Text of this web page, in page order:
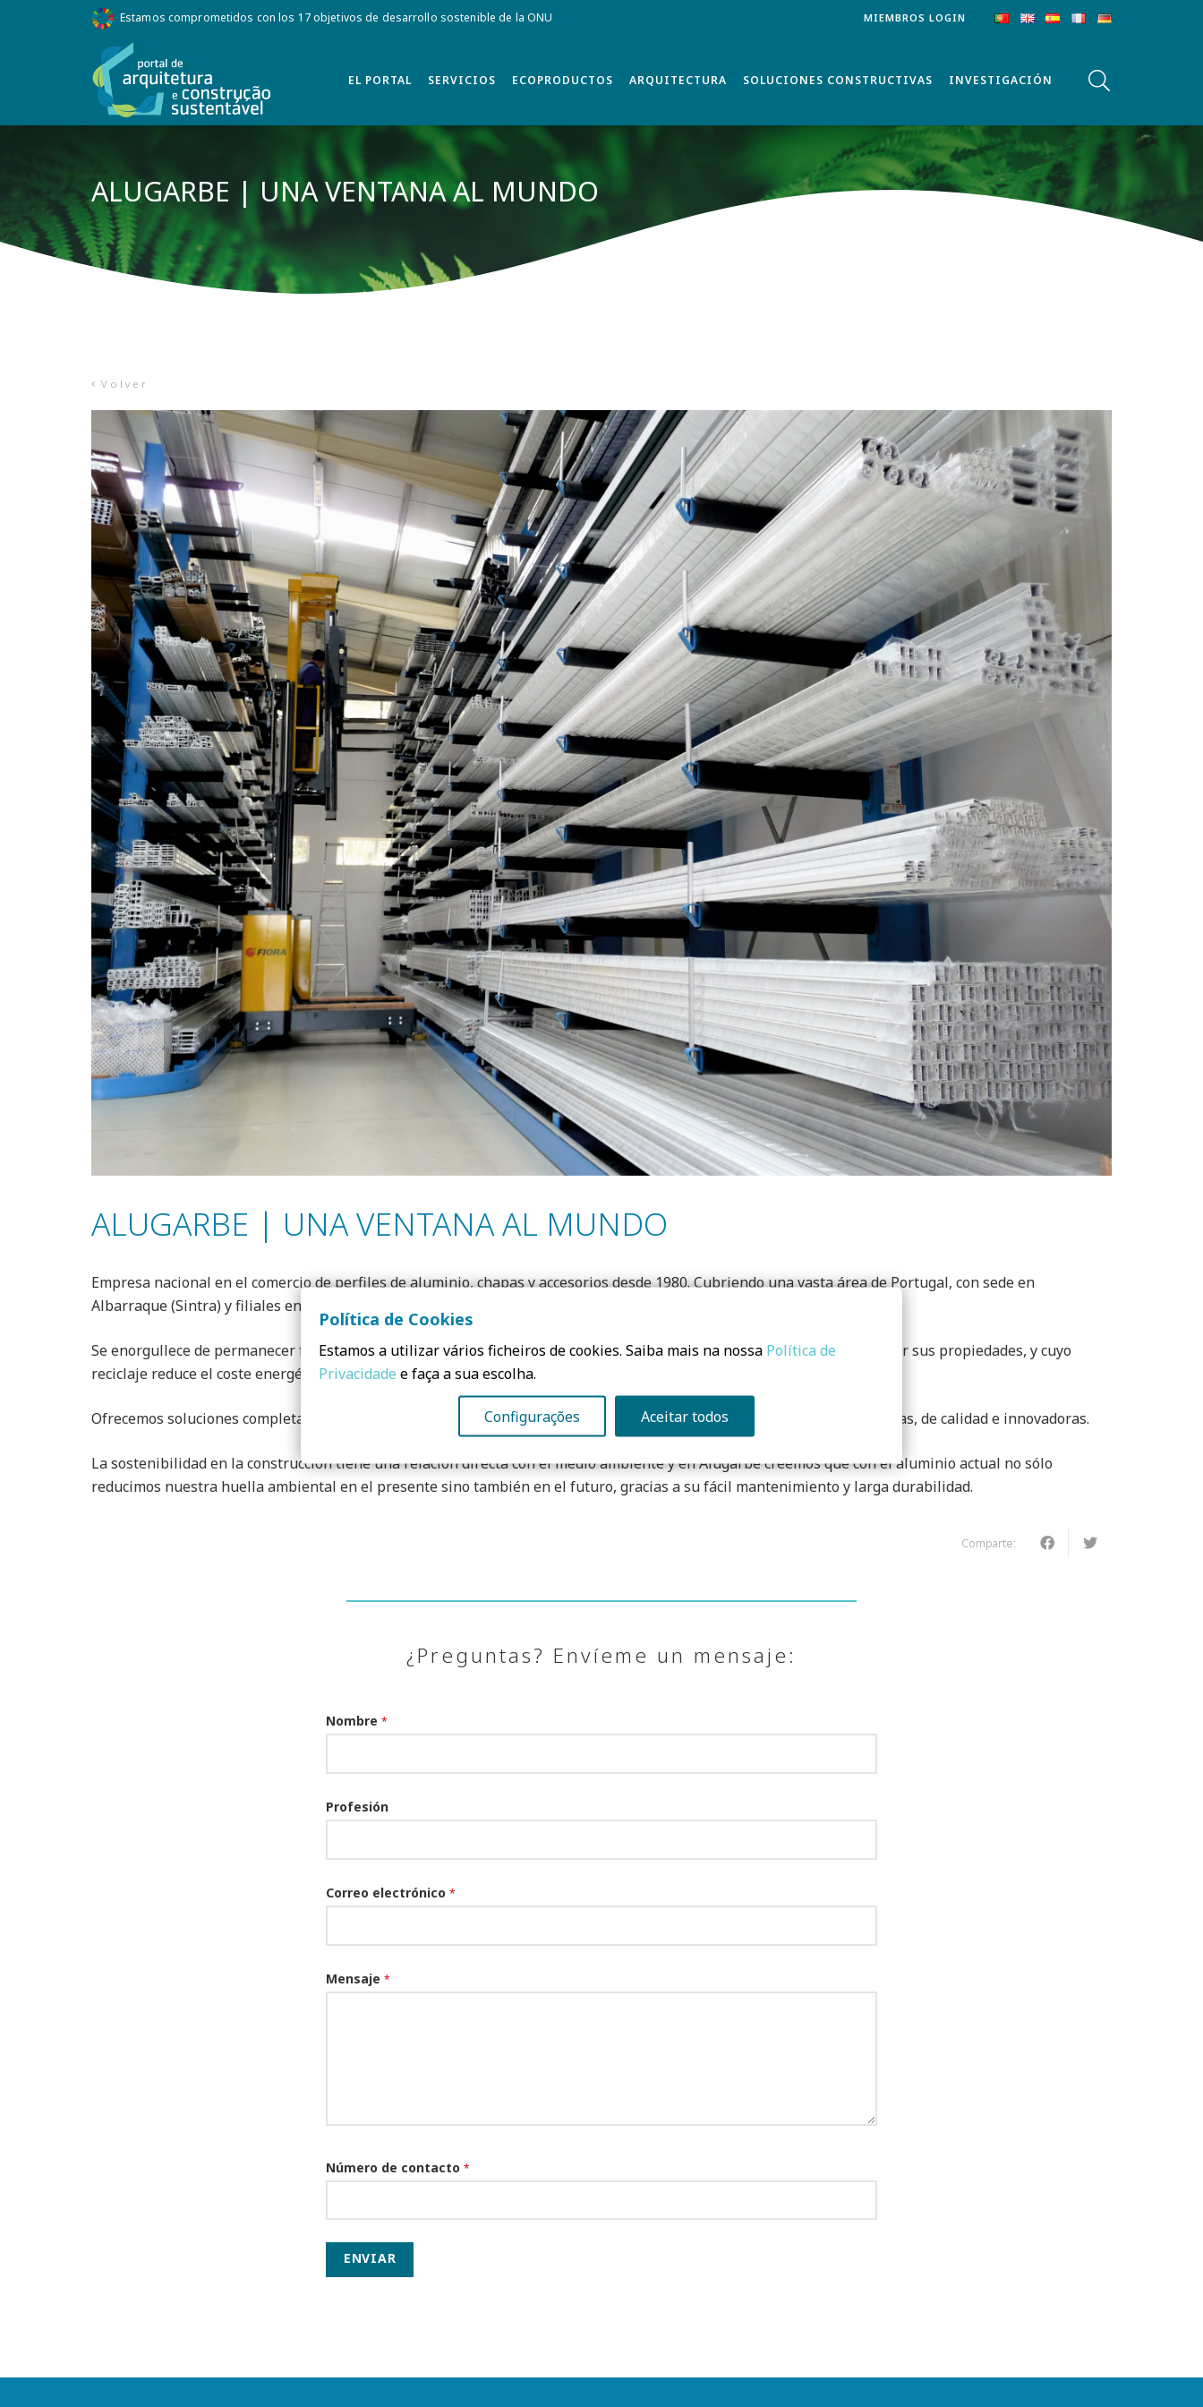
Estamos comprometidos con los 17 objetivos de desarrollo sostenible de la ONU MIEMBROS LOGIN
EL PORTAL SERVICIOS ECOPRODUCTOS ARQUITECTURA SOLUCIONES CONSTRUCTIVAS INVESTIGACIÓN
ALUGARBE | UNA VENTANA AL MUNDO
Volver
ALUGARBE | UNA VENTANA AL MUNDO
Empresa nacional en el comercio de perfiles de aluminio, chapas y accesorios desde 1980. Cubriendo una vasta área de Portugal, con sede en
Albarraque (Sintra) y filiales en Fátima y Algarve, ofrece una amplia gama de soluciones para cerramientos.
Se enorgullece de permanecer fiel al aluminio desde su fundación, un material 100% e infinitamente reciclable sin perder sus propiedades, y cuyo
reciclaje reduce el coste energético de producción en cerca de un 90%.
Ofrecemos soluciones completas orientadas a mejorar la eficiencia energética y el confort térmico con soluciones robustas, de calidad e innovadoras.
La sostenibilidad en la construcción tiene una relación directa con el medio ambiente y en Alugarbe creemos que con el aluminio actual no sólo
reducimos nuestra huella ambiental en el presente sino también en el futuro, gracias a su fácil mantenimiento y larga durabilidad.
Comparte:
¿Preguntas? Envíeme un mensaje:
Nombre *
Profesión
Correo electrónico *
Mensaje *
Número de contacto *
ENVIAR
Política de Cookies
Estamos a utilizar vários ficheiros de cookies. Saiba mais na nossa Política de
Privacidade e faça a sua escolha.
Configurações Aceitar todos